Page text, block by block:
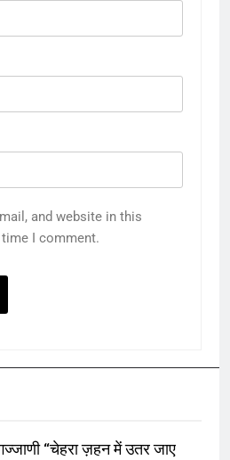
and website in this
I comment.
“चेहरा ज़हन में उतर जाए